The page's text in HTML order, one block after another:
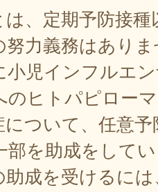
、定期予防接種
努力義務はあり
小児インフルエ
のヒトパピロー
について、任意
部を助成をして
成を受けるに